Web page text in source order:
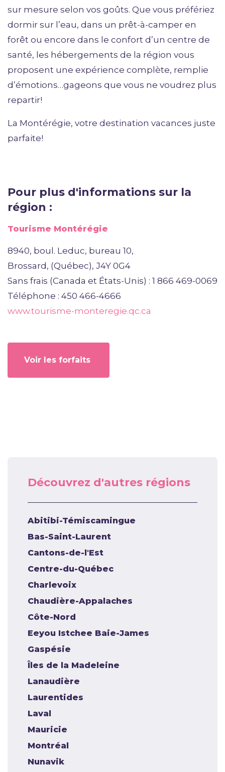
sur mesure selon vos goûts. Que vous préfériez
dormir sur l’eau, dans un prêt-à-camper en
forêt ou encore dans le confort d’un centre de
santé, les hébergements de la région vous
proposent une expérience complète, remplie
d’émotions…gageons que vous ne voudrez plus
repartir!
La Montérégie, votre destination vacances juste
parfaite!
Pour plus d'informations sur la
région :
Tourisme Montérégie
8940, boul. Leduc, bureau 10,
Brossard, (Québec), J4Y 0G4
Sans frais (Canada et États-Unis) : 1 866 469-0069
Téléphone : 450 466-4666
www.tourisme-monteregie.qc.ca
Voir les forfaits
Découvrez d'autres régions
Abitibi-Témiscamingue
Bas-Saint-Laurent
Cantons-de-l'Est
Centre-du-Québec
Charlevoix
Chaudière-Appalaches
Côte-Nord
Eeyou Istchee Baie-James
Gaspésie
Îles de la Madeleine
Lanaudière
Laurentides
Laval
Mauricie
Montréal
Nunavik